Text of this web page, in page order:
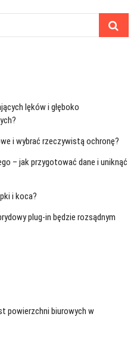
Szukaj
lęków i głęboko
i wybrać rzeczywistą ochronę?
– jak przygotować dane i uniknąć
i koca?
plug-in będzie rozsądnym
powierzchni biurowych w